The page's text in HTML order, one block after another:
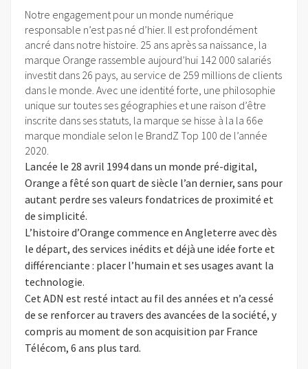
Notre engagement pour un monde numérique
responsable n’est pas né d’hier. Il est profondément
ancré dans notre histoire. 25 ans après sa naissance, la
marque Orange rassemble aujourd’hui 142 000 salariés
investit dans 26 pays, au service de 259 millions de clients
dans le monde. Avec une identité forte, une philosophie
unique sur toutes ses géographies et une raison d’être
inscrite dans ses statuts, la marque se hisse à la la 66e
marque mondiale selon le BrandZ Top 100 de l’année
2020.
Lancée le 28 avril 1994 dans un monde pré-digital,
Orange a fêté son quart de siècle l’an dernier, sans pour
autant perdre ses valeurs fondatrices de proximité et
de simplicité.
L’histoire d’Orange commence en Angleterre avec dès
le départ, des services inédits et déjà une idée forte et
différenciante : placer l’humain et ses usages avant la
technologie.
Cet ADN est resté intact au fil des années et n’a cessé
de se renforcer au travers des avancées de la société, y
compris au moment de son acquisition par France
Télécom, 6 ans plus tard.